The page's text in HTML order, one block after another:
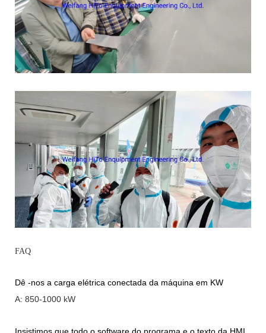
FAQ
Dê -nos a carga elétrica conectada da máquina em KW
A: 850-1000 kW